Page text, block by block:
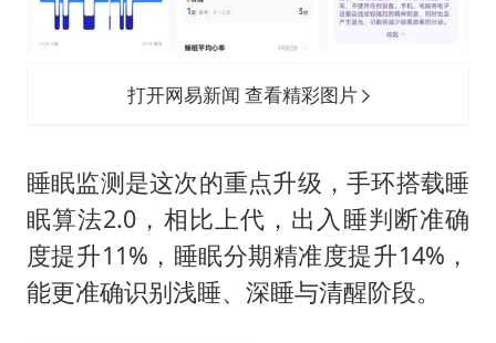
打开网易新闻 查看精彩图片
睡眠监测是这次的重点升级，手环搭载睡
眠算法2.0，相比上代，出入睡判断准确
度提升11%，睡眠分期精准度提升14%，
能更准确识别浅睡、深睡与清醒阶段。